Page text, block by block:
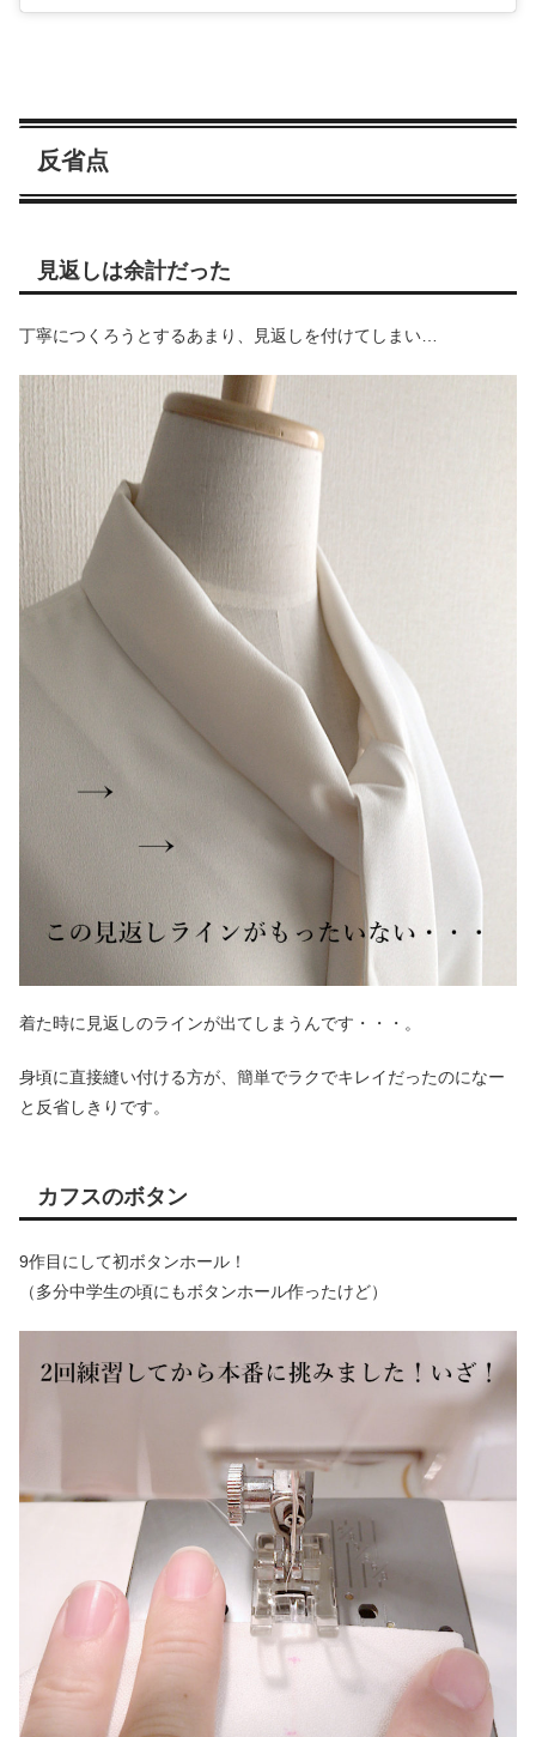
反省点
見返しは余計だった
丁寧につくろうとするあまり、見返しを付けてしまい…
着た時に見返しのラインが出てしまうんです・・・。
身頃に直接縫い付ける方が、簡単でラクでキレイだったのになー
と反省しきりです。
カフスのボタン
9作目にして初ボタンホール！
（多分中学生の頃にもボタンホール作ったけど）